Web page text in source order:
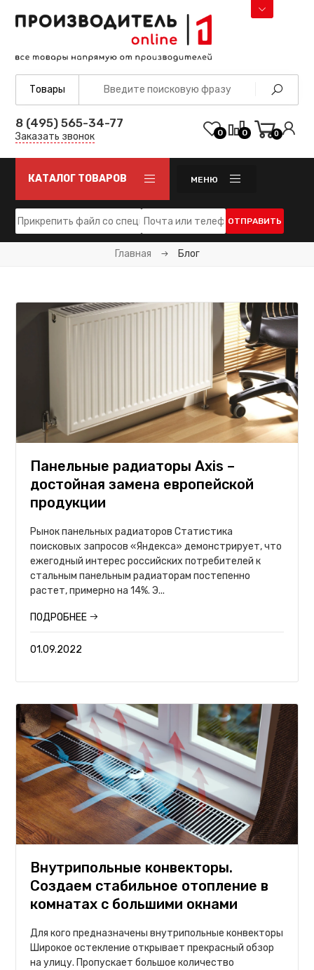
8 (495) 565-34-77
Заказать звонок 0 0 0
КАТАЛОГ ТОВАРОВ МЕНЮ
ОТПРАВИТЬ
Главная Блог
Панельные радиаторы Axis –
достойная замена европейской
продукции
Рынок панельных радиаторов Статистика
поисковых запросов «Яндекса» демонстрирует, что
ежегодный интерес российских потребителей к
стальным панельным радиаторам постепенно
растет, примерно на 14%. Э...
ПОДРОБНЕЕ
01.09.2022
Внутрипольные конвекторы.
Создаем стабильное отопление в
комнатах с большими окнами
Для кого предназначены внутрипольные конвекторы
Широкое остекление открывает прекрасный обзор
на улицу. Пропускает большое количество